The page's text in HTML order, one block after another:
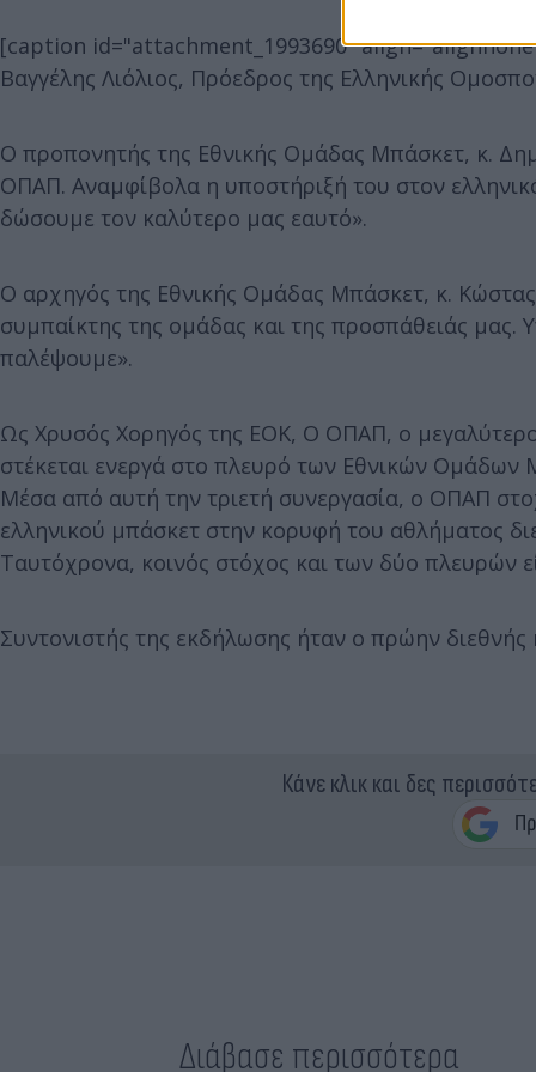
[caption id="attachment_1993690"
Βαγγέλης Λιόλιος, Πρόεδρος της Ελληνικής
Ο προπονητής της Εθνικής Ομάδας Μπάσκετ, κ.
ΟΠΑΠ. Αναμφίβολα η υποστήριξή του στον
δώσουμε τον καλύτερο μας εαυτό».
Ο αρχηγός της Εθνικής Ομάδας Μπάσκετ, κ.
συμπαίκτης της ομάδας και της προσπάθειάς
παλέψουμε».
Ως Χρυσός Χορηγός της ΕΟΚ, Ο ΟΠΑΠ, ο
στέκεται ενεργά στο πλευρό των Εθνικών
Μέσα από αυτή την τριετή συνεργασία, ο ΟΠΑΠ
ελληνικού μπάσκετ στην κορυφή του αθλήματος
Ταυτόχρονα, κοινός στόχος και των δύο πλευρών
Συντονιστής της εκδήλωσης ήταν ο πρώην
Κάνε κλικ και δες
Διάβασε περισσότερα